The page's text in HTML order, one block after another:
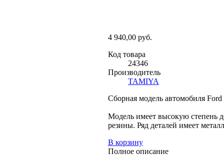
4 940,00 руб.
Код товара
24346
Производитель
TAMIYA
Сборная модель автомобиля
Модель имеет высокую степень
резины. Ряд деталей имеет
В корзину
Полное описание